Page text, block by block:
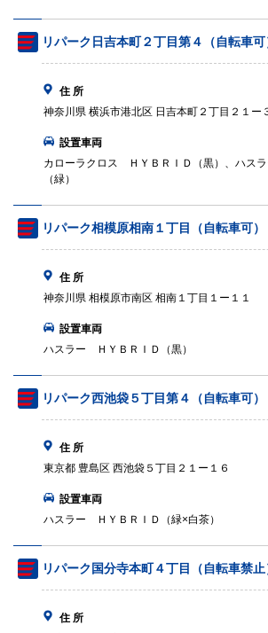
リパーク日吉本町２丁目第４（自転車可
住 所
神奈川県 横浜市港北区 日吉本町２丁目２１ー
設置車両
カローラクロス ＨＹＢＲＩＤ（黒）、ハスラ
（緑）
リパーク相模原相南１丁目（自転車可）
住 所
神奈川県 相模原市南区 相南１丁目１ー１１
設置車両
ハスラー ＨＹＢＲＩＤ（黒）
リパーク西池袋５丁目第４（自転車可）
住 所
東京都 豊島区 西池袋５丁目２１ー１６
設置車両
ハスラー ＨＹＢＲＩＤ（緑×白茶）
リパーク国分寺本町４丁目（自転車禁止
住 所